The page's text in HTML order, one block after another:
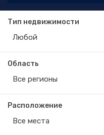
Тип недвижимости
Любой
Область
Все регионы
Расположение
Все места